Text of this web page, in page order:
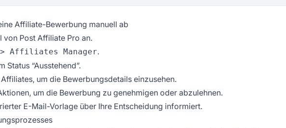
Affiliate-Bewerbung manuell ab
von Post Affiliate Pro an.
Affiliates Manager.
Status “Ausstehend”.
um die Bewerbungsdetails einzusehen.
um die Bewerbung zu genehmigen oder abzulehnen.
E-Mail-Vorlage über Ihre Entscheidung informiert.